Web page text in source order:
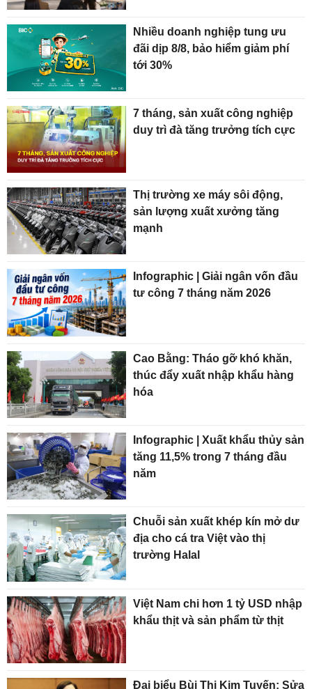
Nhiều doanh nghiệp tung ưu
đãi dịp 8/8, bảo hiểm giảm phí
tới 30%
7 tháng, sản xuất công nghiệp
duy trì đà tăng trưởng tích cực
Thị trường xe máy sôi động,
sản lượng xuất xưởng tăng
mạnh
Infographic | Giải ngân vốn đầu
tư công 7 tháng năm 2026
Cao Bằng: Tháo gỡ khó khăn,
thúc đẩy xuất nhập khẩu hàng
hóa
Infographic | Xuất khẩu thủy sản
tăng 11,5% trong 7 tháng đầu
năm
Chuỗi sản xuất khép kín mở dư
địa cho cá tra Việt vào thị
trường Halal
Việt Nam chi hơn 1 tỷ USD nhập
khẩu thịt và sản phẩm từ thịt
Đại biểu Bùi Thị Kim Tuyến: Sửa